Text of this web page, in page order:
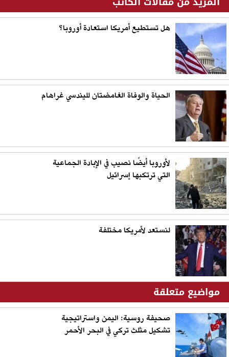
هل تستطيع أمريكا استعادة أوروبا؟
الحياة والوفاة الغامضتان لليندسي غراهام
لأوروبا أيضًا نصيب في الإبادة الجماعية
التي ترتكبها إسرائيل
لنستعد لأمريكا مختلفة
مواضيع متعلقة
صحيفة روسية: اليمن واستراتيجية
تشكيل مثلث تركي في البحر الأحمر